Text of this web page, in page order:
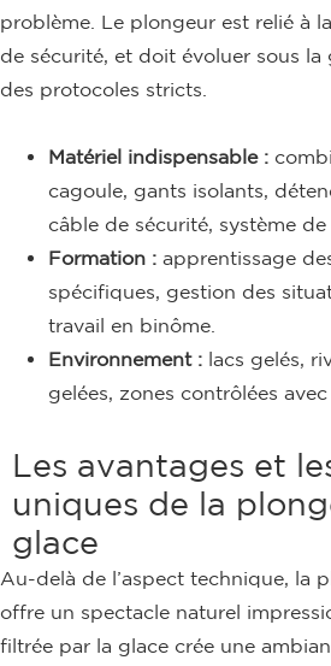
problème. Le plongeur est relié à
de sécurité, et doit évoluer sous la
des protocoles stricts.
Matériel indispensable :
cagoule, gants isolants,
câble de sécurité, système
Formation : apprentissage
spécifiques, gestion des
travail en binôme.
Environnement : lacs gelés,
gelées, zones contrôlées avec
Les avantages et
uniques de la
glace
Au-delà de l’aspect technique, la
offre un spectacle naturel
filtrée par la glace crée une